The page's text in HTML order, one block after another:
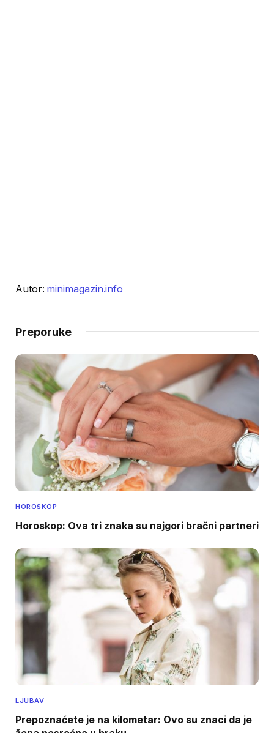
Autor: minimagazin.info
Preporuke
HOROSKOP
Horoskop: Ova tri znaka su najgori bračni partneri
LJUBAV
Prepoznaćete je na kilometar: Ovo su znaci da je